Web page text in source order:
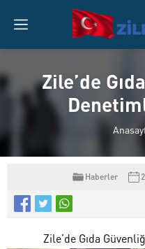
Zile’de
Haberler
Zile’de Gıda